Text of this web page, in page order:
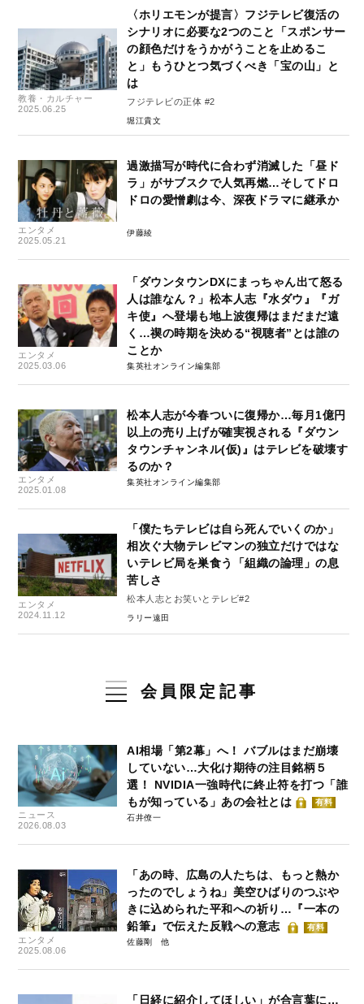
教養・カルチャー
2025.06.25
〈ホリエモンが提言〉フジテレビ復活の
シナリオに必要な2つのこと「スポンサー
の顔色だけをうかがうことを止めるこ
と」もうひとつ気づくべき「宝の山」と
は
フジテレビの正体 #2
堀江貴文
エンタメ
2025.05.21
過激描写が時代に合わず消滅した「昼ド
ラ」がサブスクで人気再燃…そしてドロ
ドロの愛憎劇は今、深夜ドラマに継承か
伊藤綾
エンタメ
2025.03.06
「ダウンタウンDXにまっちゃん出て怒る
人は誰なん？」松本人志『水ダウ』『ガ
キ使』へ登場も地上波復帰はまだまだ遠
く…禊の時期を決める“視聴者”とは誰の
ことか
集英社オンライン編集部
エンタメ
2025.01.08
松本人志が今春ついに復帰か…毎月1億円
以上の売り上げが確実視される『ダウン
タウンチャンネル(仮)』はテレビを破壊す
るのか？
集英社オンライン編集部
エンタメ
2024.11.12
「僕たちテレビは自ら死んでいくのか」
相次ぐ大物テレビマンの独立だけではな
いテレビ局を巣食う「組織の論理」の息
苦しさ
松本人志とお笑いとテレビ#2
ラリー遠田
会員限定記事
ニュース
2026.08.03
AI相場「第2幕」へ！ バブルはまだ崩壊
していない…大化け期待の注目銘柄５
選！ NVIDIA一強時代に終止符を打つ「誰
もが知っている」あの会社とは
有料
石井僚一
エンタメ
2025.08.06
「あの時、広島の人たちは、もっと熱か
ったのでしょうね」美空ひばりのつぶや
きに込められた平和への祈り…『一本の
鉛筆』で伝えた反戦への意志
有料
佐藤剛
「日経に紹介してほしい」が合言葉に…